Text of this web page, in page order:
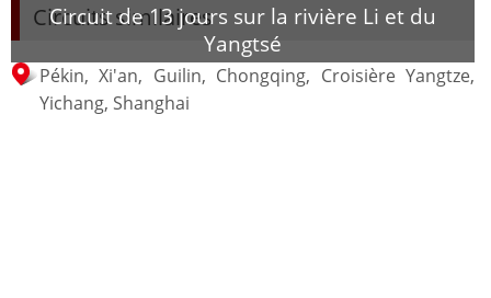
Circuits similaires
Circuit de 13 jours sur la rivière Li et du
Yangtsé
Pékin, Xi'an, Guilin, Chongqing, Croisière Yangtze,
Yichang, Shanghai